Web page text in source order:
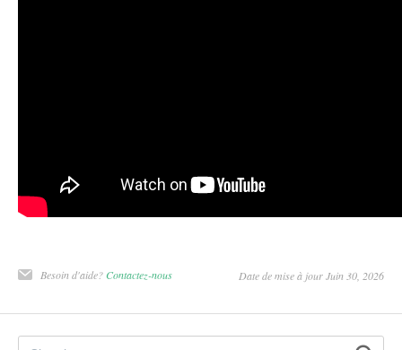
Besoin d'aide? Contactez-nous Date de mise à jour Juin 30, 2026